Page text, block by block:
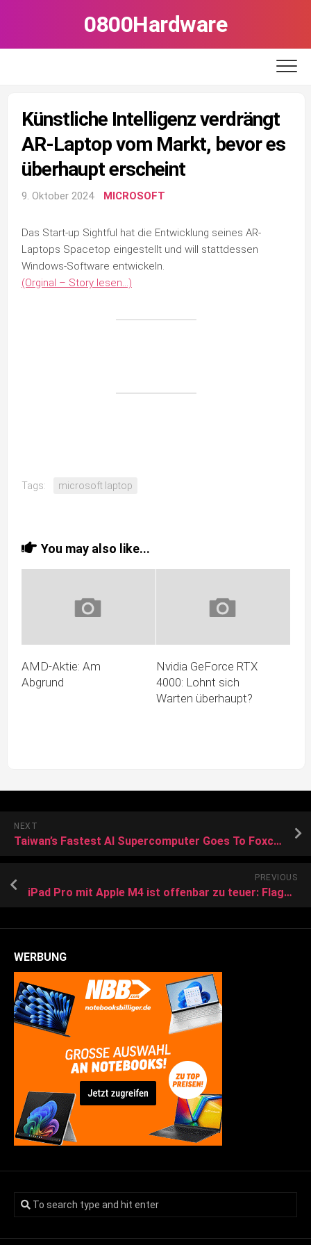
0800Hardware
Künstliche Intelligenz verdrängt
AR-Laptop vom Markt, bevor es
überhaupt erscheint
9. Oktober 2024 MICROSOFT
Das Start-up Sightful hat die Entwicklung seines AR-
Laptops Spacetop eingestellt und will stattdessen
Windows-Software entwickeln.
(Orginal – Story lesen…)
Tags: microsoft laptop
You may also like...
AMD‑Aktie: Am
Abgrund
Nvidia GeForce RTX
4000: Lohnt sich
Warten überhaupt?
NEXT
Taiwan’s Fastest AI Supercomputer Goes To Foxconn
PREVIOUS
iPad Pro mit Apple M4 ist offenbar zu teuer: Flaggschiff-Tablet verkauft sich laut Analyst schleppend
WERBUNG